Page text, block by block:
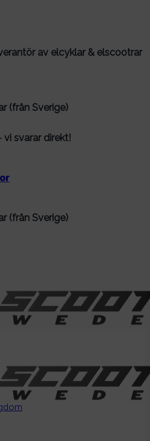
av elcyklar & elscootrar
(från Sverige)
vi svarar direkt!
(från Sverige)